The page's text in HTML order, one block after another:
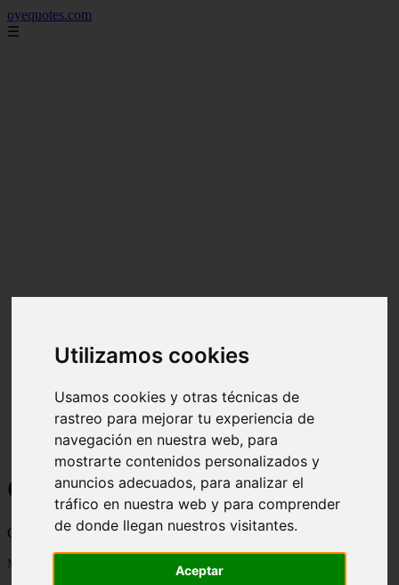
Utilizamos cookies
Usamos cookies y otras técnicas de
rastreo para mejorar tu experiencia de
navegación en nuestra web, para
mostrarte contenidos personalizados y
anuncios adecuados, para analizar el
tráfico en nuestra web y para comprender
de donde llegan nuestros visitantes.
Aceptar
oyequotes.com
☰
Curiosidades y Sabias que
Cosas curiosas, curiosidades, noticias impactantes y mucho mas
Mostrando 1 - 24 de 2838 artículos